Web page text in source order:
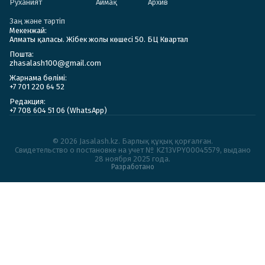
Руханият Аймақ Архив
Заң және тәртіп
Мекенжай:
Алматы қаласы. Жібек жолы көшесі 50. БЦ Квартал
Пошта:
zhasalash100@gmail.com
Жарнама бөлімі:
+7 701 220 64 52
Редакция:
+7 708 604 51 06 (WhatsApp)
© 2026 Jasalash.kz. Барлық құқық қорғалған.
Cвидетельство о постановке на учет № KZ13VPY00045579, выдано
28 ноября 2025 года.
Разработано